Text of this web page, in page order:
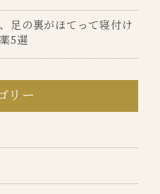
足の裏がほてって寝付け
5選
リー